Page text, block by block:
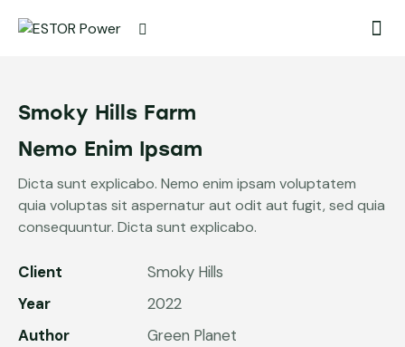
Smoky Hills Farm
Nemo Enim Ipsam
Dicta sunt explicabo. Nemo enim ipsam voluptatem
quia voluptas sit aspernatur aut odit aut fugit, sed quia
consequuntur. Dicta sunt explicabo.
Client
Smoky Hills
Year
2022
Author
Green Planet